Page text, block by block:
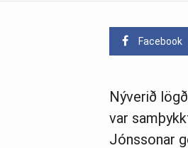
Facebook
Nýverið
var
Jónssonar